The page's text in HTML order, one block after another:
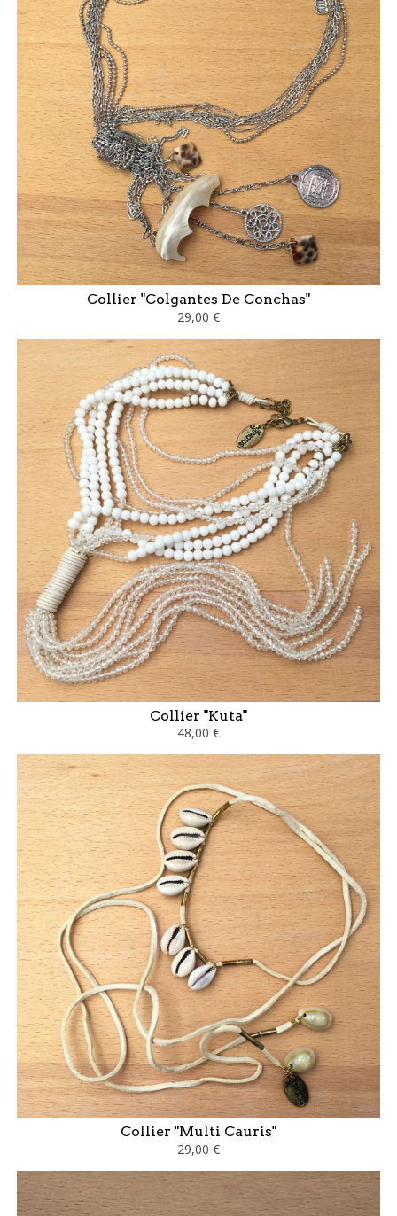
Collier "Colgantes De Conchas"
29,00 €
Collier "Kuta"
48,00 €
Collier "Multi Cauris"
29,00 €